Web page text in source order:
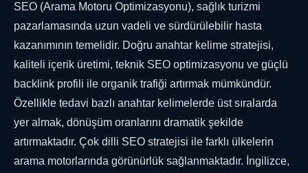
SEO (Arama Motoru Optimizasyonu), sağlık turizmi
pazarlamasında uzun vadeli ve sürdürülebilir hasta
kazanımının temelidir. Doğru anahtar kelime stratejisi,
kaliteli içerik üretimi, teknik SEO optimizasyonu ve güçlü
backlink profili ile organik trafiği artırmak mümkündür.
Özellikle tedavi bazlı anahtar kelimelerde üst sıralarda
yer almak, dönüşüm oranlarını dramatik şekilde
artırmaktadır. Çok dilli SEO stratejisi ile farklı ülkelerin
arama motorlarında görünürlük sağlanmaktadır. İngilizce,